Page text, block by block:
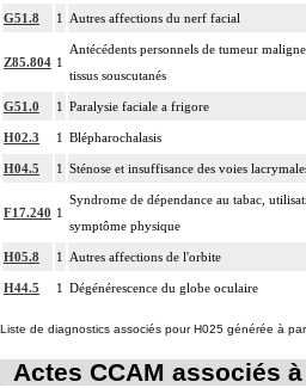
G51.8 1 Autres affections du nerf facial
Z85.804 1
Antécédents personnels de tumeur
tissus souscutanés
G51.0 1 Paralysie faciale a frigore
H02.3 1 Blépharochalasis
H04.5 1 Sténose et insuffisance des voies
F17.240 1
Syndrome de dépendance au tabac,
symptôme physique
H05.8 1 Autres affections de l'orbite
H44.5 1 Dégénérescence du globe oculaire
Liste de diagnostics associés pour H025 générée à
Actes CCAM associés à